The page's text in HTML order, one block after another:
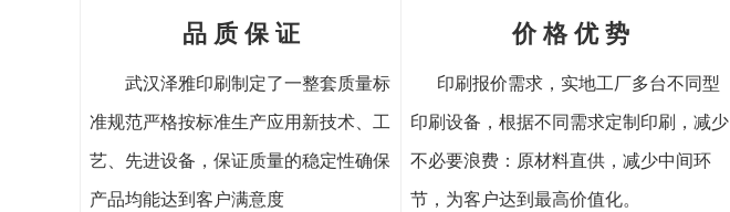
品 质 保 证
武汉泽雅印刷制定了一整套质量标
准规范严格按标准生产应用新技术、工
艺、先进设备，保证质量的稳定性确保
产品均能达到客户满意度
价 格 优 势
印刷报价需求，实地工厂多台不同型
印刷设备，根据不同需求定制印刷，减少
不必要浪费：原材料直供，减少中间环
节，为客户达到最高价值化。